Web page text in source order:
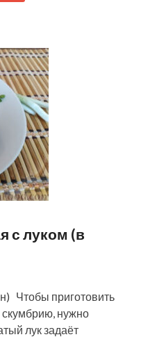
с луком (в
Чтобы приготовить
скумбрию, нужно
лук задаёт